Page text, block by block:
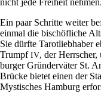
nicht jede Frei­heit nehmen.
Ein paar Schritte weiter
einmal die bischöf­liche
Sie dürfte Tarot­lieb­haber
TrumpfIV, der
burger Grün­der­väter St.
Brücke bietet einen der
Mysti­sches Ham­burg